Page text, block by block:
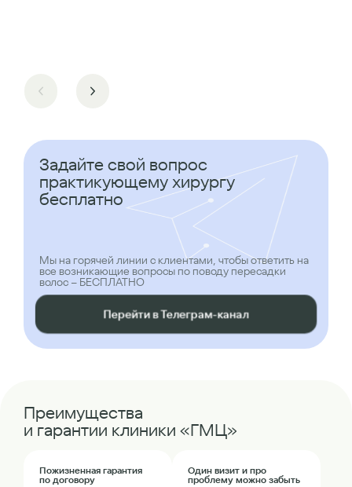
Задайте свой вопрос
практикующему хирургу
бесплатно
Мы на горячей линии с клиентами, чтобы ответить на
все возникающие вопросы по поводу пересадки
волос – БЕСПЛАТНО
Перейти в Телеграм-канал
Преимущества
и гарантии клиники «ГМЦ»
Пожизненная гарантия
по договору
Один визит и про
проблему можно забыть